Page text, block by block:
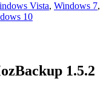
Vista, Windows 7,
10
1.5.2